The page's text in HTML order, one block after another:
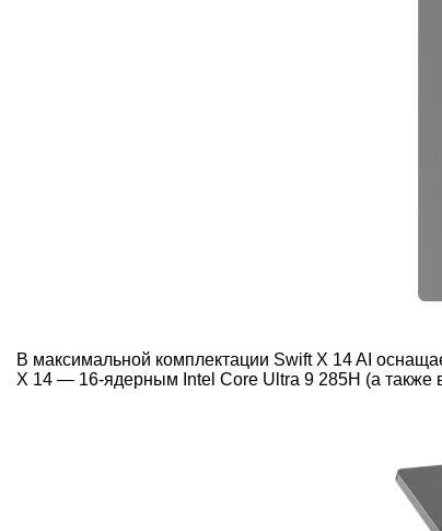
В максимальной комплектации Swift X 14 AI
X 14 — 16-ядерным Intel Core Ultra 9 285H (а также